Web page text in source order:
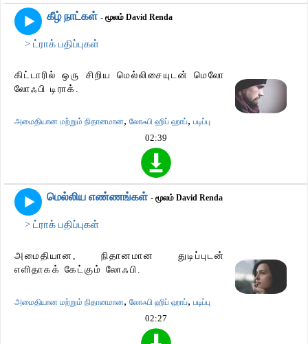
கீழ் நாட்கள் - மூலம் David Renda
> ட்ராக் பதிப்புகள்
கிட்டாரில் ஒரு சிறிய மெல்லிசையுடன் மெலோ
லோஃபி டிராக்.
அமைதியான மற்றும் நிதானமான, லோஃபி ஹிப் ஹாப், படிப்பு
02:39
மெல்லிய எண்ணங்கள் - மூலம் David Renda
> ட்ராக் பதிப்புகள்
அமைதியான, நிதானமான துடிப்புடன்
எளிதாகக் கேட்கும் லோஃபி.
அமைதியான மற்றும் நிதானமான, லோஃபி ஹிப் ஹாப், படிப்பு
02:27